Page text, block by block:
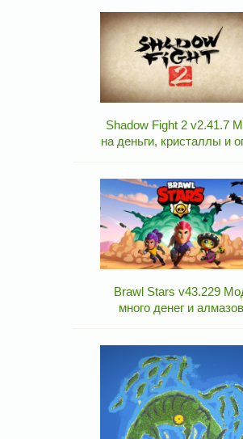
Shadow Fight 2 v2.41.7
на деньги, кристаллы и
Brawl Stars v43.229
много денег и алмазов